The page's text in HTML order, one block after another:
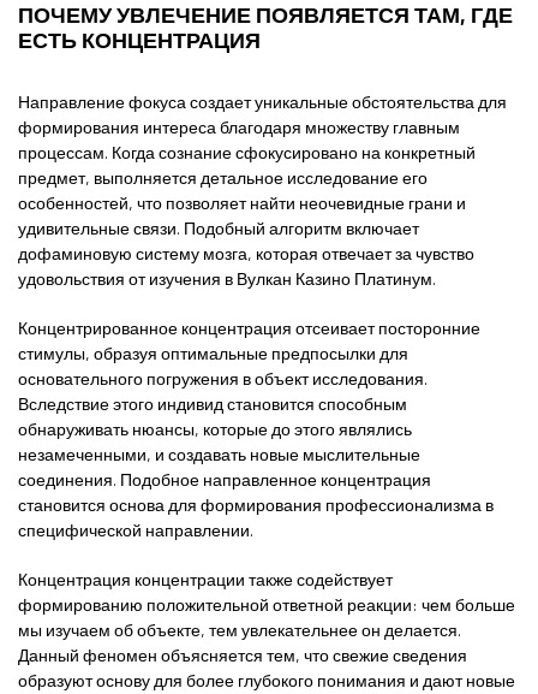
ПОЧЕМУ УВЛЕЧЕНИЕ ПОЯВЛЯЕТСЯ ТАМ, ГДЕ
ЕСТЬ КОНЦЕНТРАЦИЯ
Направление фокуса создает уникальные обстоятельства для
формирования интереса благодаря множеству главным
процессам. Когда сознание сфокусировано на конкретный
предмет, выполняется детальное исследование его
особенностей, что позволяет найти неочевидные грани и
удивительные связи. Подобный алгоритм включает
дофаминовую систему мозга, которая отвечает за чувство
удовольствия от изучения в Вулкан Казино Платинум.
Концентрированное концентрация отсеивает посторонние
стимулы, образуя оптимальные предпосылки для
основательного погружения в объект исследования.
Вследствие этого индивид становится способным
обнаруживать нюансы, которые до этого являлись
незамеченными, и создавать новые мыслительные
соединения. Подобное направленное концентрация
становится основа для формирования профессионализма в
специфической направлении.
Концентрация концентрации также содействует
формированию положительной ответной реакции: чем больше
мы изучаем об объекте, тем увлекательнее он делается.
Данный феномен объясняется тем, что свежие сведения
образуют основу для более глубокого понимания и дают новые